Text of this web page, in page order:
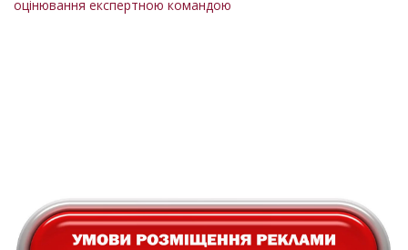
оцінювання експертною командою